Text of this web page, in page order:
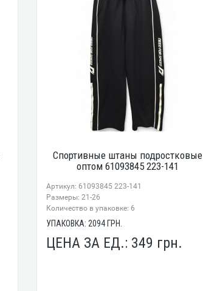
Спортивные штаны подростковые
оптом 61093845 223-141
Артикул: 61093845 223-141
Размеры: 21-26
Количество в упаковке: 6
УПАКОВКА: 2094 ГРН.
ЦЕНА ЗА ЕД.: 349 грн.